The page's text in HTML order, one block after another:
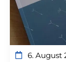
6. August